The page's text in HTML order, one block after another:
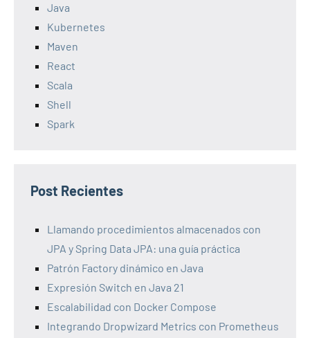
Java
Kubernetes
Maven
React
Scala
Shell
Spark
Post Recientes
Llamando procedimientos almacenados con
JPA y Spring Data JPA: una guía práctica
Patrón Factory dinámico en Java
Expresión Switch en Java 21
Escalabilidad con Docker Compose
Integrando Dropwizard Metrics con Prometheus